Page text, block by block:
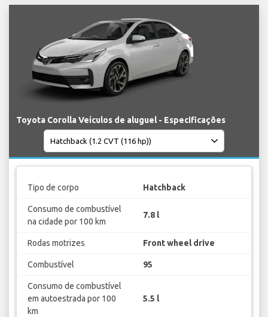
Toyota Corolla Veículos de aluguel - Especificações
Tipo de corpo Hatchback
Consumo de combustível
na cidade por 100 km
7.8 l
Rodas motrizes Front wheel drive
Combustível 95
Consumo de combustível
em autoestrada por 100
km
5.5 l